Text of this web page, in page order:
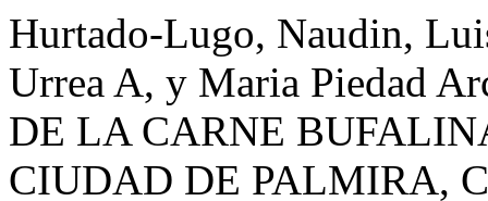
Hurtado-Lugo, Naudin,
Urrea A, y Maria Piedad
DE LA CARNE
CIUDAD DE PALMIRA,